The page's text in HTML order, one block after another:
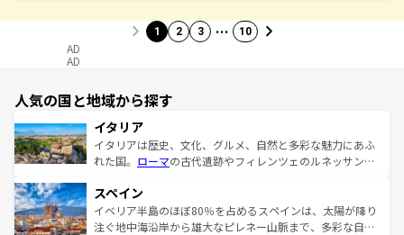
1 2 3 … 10
AD
AD
人気の国と地域から探す
イタリア
イタリアは歴史、文化、グルメ、自然と多彩な魅力にあふ
れた国。 ローマの古代遺跡やフィレンツェのルネッサンス
ろん、トスカーナの美しい田園風景やアマルフィ海岸の絶
景など、自然景観も見逃せない。観光の合間には、本場の
ピザやパスタなど、絶品のイタリア料理を堪能することも
スペイン
イベリア半島のほぼ80％を占めるスペインは、太陽が降り
注ぐ地中海沿岸から雄大なピレネー山脈まで、多彩な自然